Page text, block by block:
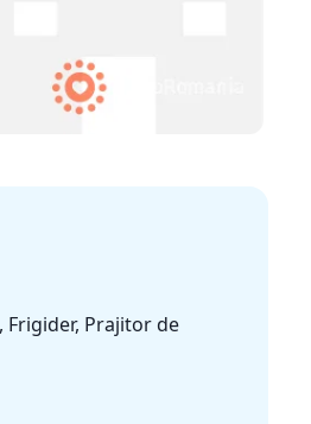
Frigider, Prajitor de